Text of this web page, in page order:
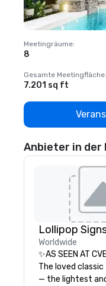
Meetingräume:
8
Gesamte Meetingfläche:
7.201 sq ft
Anbieter in der
Worldwide
✨AS SEEN AT
The loved classic
— the lightest